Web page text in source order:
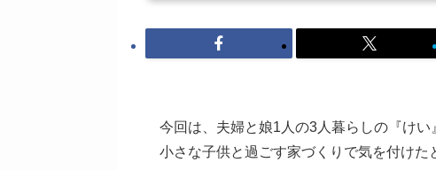
今回は、夫婦と娘1人の3人暮らしの『けい
小さな子供と過ごす家づくりで気を付けた